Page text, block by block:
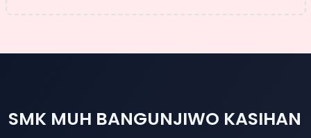
SMK MUH BANGUNJIWO KASIHAN